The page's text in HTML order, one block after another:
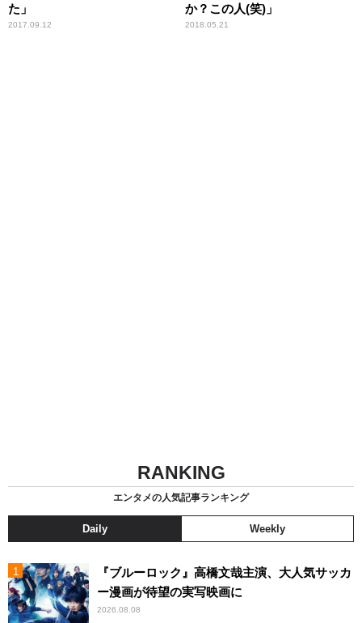
た」
2017.09.12
か？この人(笑)」
2018.05.21
RANKING
エンタメの人気記事ランキング
Daily Weekly
『ブルーロック』高橋文哉主演、大人気サッカ
ー漫画が待望の実写映画に
2026.08.08